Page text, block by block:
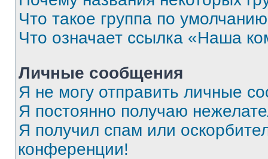
Что такое группа по
Что означает ссылка «Наша
Личные сообщения
Я не могу отправить личные
Я постоянно получаю
Я получил спам или
конференции!